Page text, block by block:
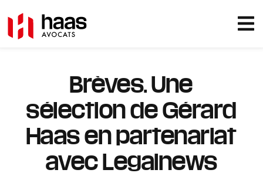
Brèves. Une
sélection de Gérard
Haas en partenariat
avec Legalnews